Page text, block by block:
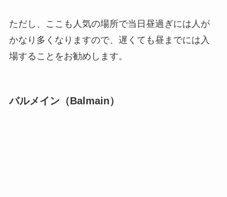
ただし、ここも人気の場所で当日昼過ぎには人が
かなり多くなりますので、遅くても昼までには入
場することをお勧めします。
バルメイン（Balmain）